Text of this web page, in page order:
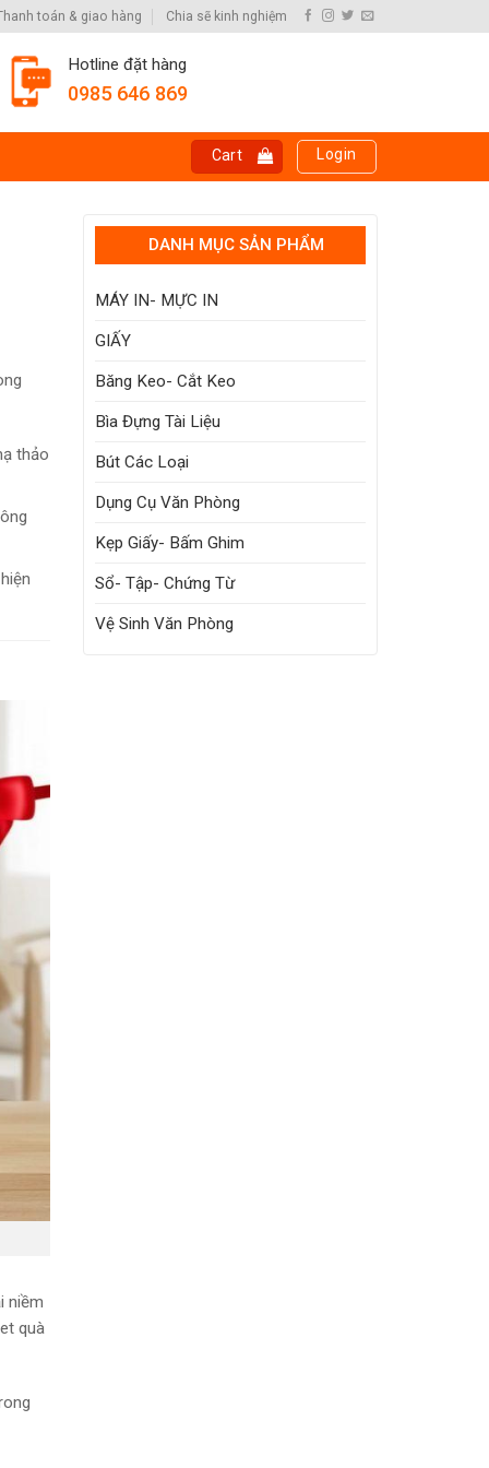
toán & giao hàng Chia sẽ kinh nghiệm
Hotline đặt hàng
0985 646 869
Cart Login
thảo
niềm
quà
DANH MỤC SẢN PHẨM
MÁY IN- MỰC IN
GIẤY
Băng Keo- Cắt Keo
Bìa Đựng Tài Liệu
Bút Các Loại
Dụng Cụ Văn Phòng
Kẹp Giấy- Bấm Ghim
Sổ- Tập- Chứng Từ
Vệ Sinh Văn Phòng